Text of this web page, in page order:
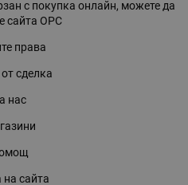
с покупка онлайн, можете да
сайта ОРС
права
сделка
нас
на сайта